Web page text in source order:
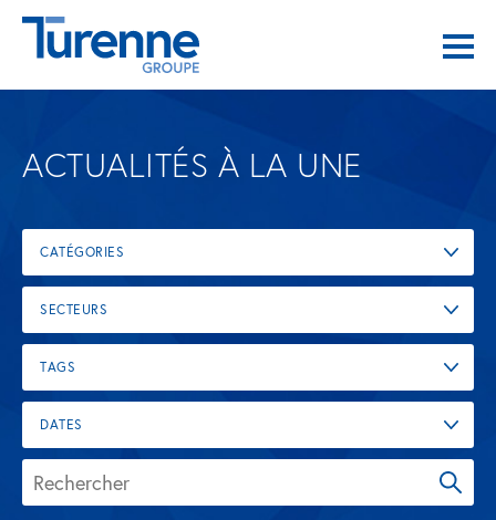
ACTUALITÉS À LA UNE
CATÉGORIES
SECTEURS
TAGS
DATES